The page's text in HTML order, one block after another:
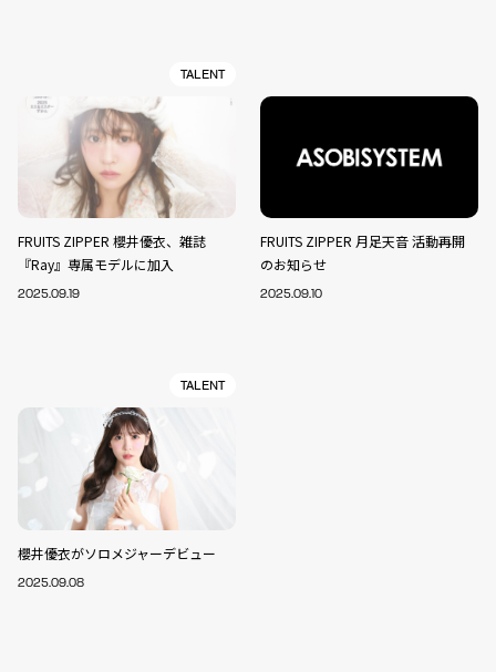
TALENT
FRUITS ZIPPER 櫻井優衣、雑誌
『Ray』専属モデルに加入
2025.09.19
FRUITS ZIPPER 月足天音 活動再開
のお知らせ
2025.09.10
TALENT
櫻井優衣がソロメジャーデビュー
2025.09.08